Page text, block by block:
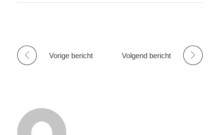
Vorige bericht Volgend bericht